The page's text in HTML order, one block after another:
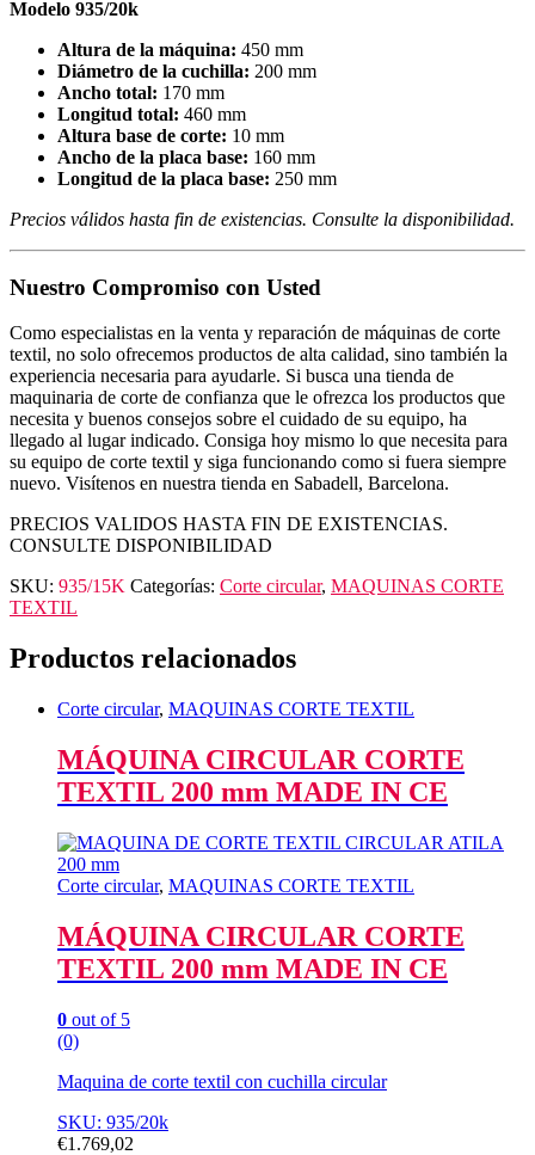
Modelo 935/20k
Altura de la máquina: 450 mm
Diámetro de la cuchilla: 200 mm
Ancho total: 170 mm
Longitud total: 460 mm
Altura base de corte: 10 mm
Ancho de la placa base: 160 mm
Longitud de la placa base: 250 mm
Precios válidos hasta fin de existencias. Consulte la disponibilidad.
Nuestro Compromiso con Usted
Como especialistas en la venta y reparación de máquinas de corte
textil, no solo ofrecemos productos de alta calidad, sino también la
experiencia necesaria para ayudarle. Si busca una tienda de
maquinaria de corte de confianza que le ofrezca los productos que
necesita y buenos consejos sobre el cuidado de su equipo, ha
llegado al lugar indicado. Consiga hoy mismo lo que necesita para
su equipo de corte textil y siga funcionando como si fuera siempre
nuevo. Visítenos en nuestra tienda en Sabadell, Barcelona.
PRECIOS VALIDOS HASTA FIN DE EXISTENCIAS.
CONSULTE DISPONIBILIDAD
SKU: 935/15K Categorías: Corte circular, MAQUINAS CORTE
TEXTIL
Productos relacionados
Corte circular, MAQUINAS CORTE TEXTIL
MÁQUINA CIRCULAR CORTE
TEXTIL 200 mm MADE IN CE
Corte circular, MAQUINAS CORTE TEXTIL
MÁQUINA CIRCULAR CORTE
TEXTIL 200 mm MADE IN CE
0 out of 5
(0)
Maquina de corte textil con cuchilla circular
SKU: 935/20k
€1.769,02